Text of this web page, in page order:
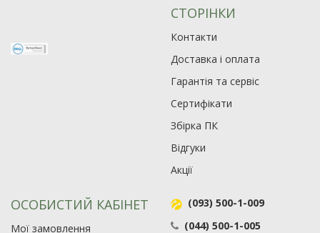
СТОРІНКИ
Контакти
Доставка і оплата
Гарантія та сервіс
Сертифікати
Збірка ПК
Відгуки
Акції
ОСОБИСТИЙ КАБІНЕТ
Мої замовлення
(093) 500-1-009
(044) 500-1-005